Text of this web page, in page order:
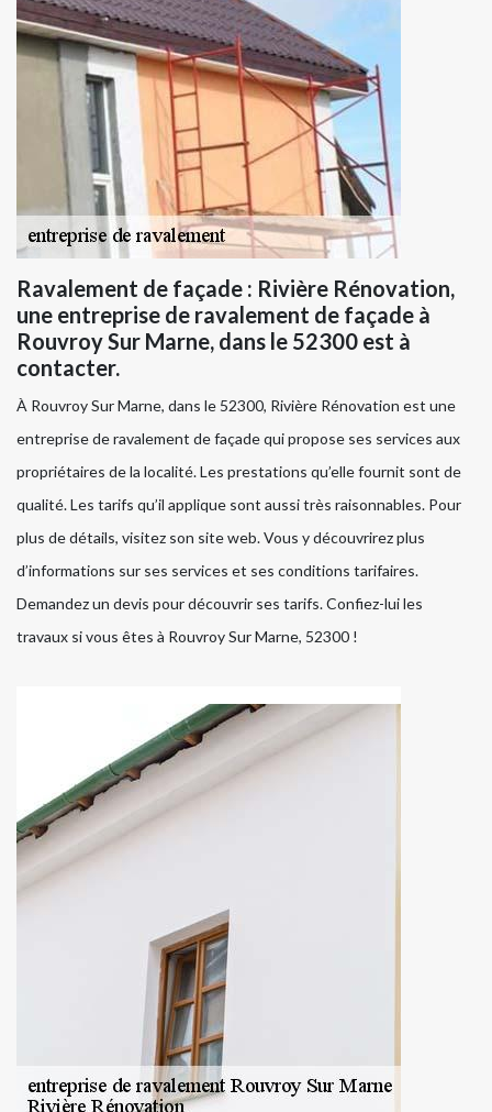
Ravalement de façade : Rivière Rénovation,
une entreprise de ravalement de façade à
Rouvroy Sur Marne, dans le 52300 est à
contacter.
À Rouvroy Sur Marne, dans le 52300, Rivière Rénovation est une
entreprise de ravalement de façade qui propose ses services aux
propriétaires de la localité. Les prestations qu’elle fournit sont de
qualité. Les tarifs qu’il applique sont aussi très raisonnables. Pour
plus de détails, visitez son site web. Vous y découvrirez plus
d’informations sur ses services et ses conditions tarifaires.
Demandez un devis pour découvrir ses tarifs. Confiez-lui les
travaux si vous êtes à Rouvroy Sur Marne, 52300 !